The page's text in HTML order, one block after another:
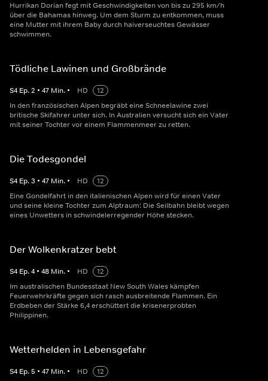
Hurrikan Dorian fegt mit Geschwindigkeiten von bis zu 295 km/h
über die Bahamas hinweg. Um dem Sturm zu entkommen, muss
eine Mutter mit ihrem Baby durch haiverseuchtes Gewässer
schwimmen.
Tödliche Lawinen und Großbrände
S4 Ep.2 • 47 Min. • HD
12
In den französischen Alpen begräbt eine Schneelawine zwei
britische Skifahrer unter sich. In Australien versucht sich ein Vater
mit seiner Tochter vor einem Flammenmeer zu retten.
Die Todesgondel
S4 Ep.3 • 47 Min. • HD
12
Eine Gondelfahrt in den italienischen Alpen wird für einen Vater
und seine kleine Tochter zum Alptraum: Die Seilbahn bleibt wegen
eines Unwetters in schwindelerregender Höhe stecken.
Der Wolkenkratzer bebt
S4 Ep.4 • 48 Min. • HD
12
Im australischen Bundesstaat New South Wales kämpfen
Feuerwehrkräfte gegen sich rasch ausbreitende Flammen. Ein
Erdbeben der Stärke 6,4 erschüttert die krisenerprobten
Philippinen.
Wetterhelden in Lebensgefahr
S4 Ep.5 • 47 Min. • HD
12